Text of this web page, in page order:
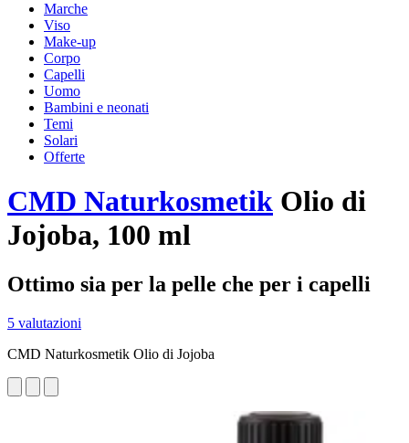
Marche
Viso
Make-up
Corpo
Capelli
Uomo
Bambini e neonati
Temi
Solari
Offerte
CMD Naturkosmetik Olio di
Jojoba, 100 ml
Ottimo sia per la pelle che per i capelli
5 valutazioni
CMD Naturkosmetik Olio di Jojoba